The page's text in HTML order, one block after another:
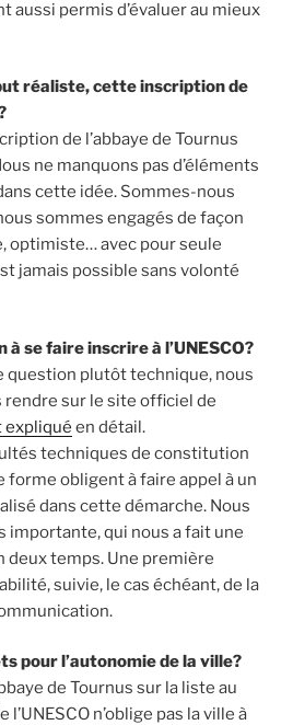
aussi permis d’évaluer au mieux
réaliste, cette inscription de
de l’abbaye de Tournus
ne manquons pas d’éléments
cette idée. Sommes-nous
sommes engagés de façon
optimiste… avec pour seule
jamais possible sans volonté
se faire inscrire à l’UNESCO?
question plutôt technique, nous
rendre sur le site officiel de
expliqué en détail.
techniques de constitution
forme obligent à faire appel à un
dans cette démarche. Nous
importante, qui nous a fait une
temps. Une première
suivie, le cas échéant, de la
pour l’autonomie de la ville?
de Tournus sur la liste au
n’oblige pas la ville à